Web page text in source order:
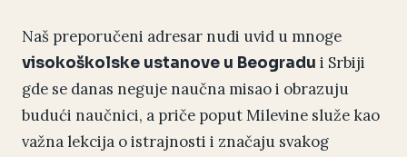
Naš preporučeni adresar nudi uvid u mnoge
visokoškolske ustanove u Beogradu i Srbiji
gde se danas neguje naučna misao i obrazuju
budući naučnici, a priče poput Milevine služe kao
važna lekcija o istrajnosti i značaju svakog